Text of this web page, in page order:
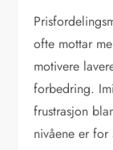
ofte mottar
motivere
forbedring.
frustrasjon
nivåene er for